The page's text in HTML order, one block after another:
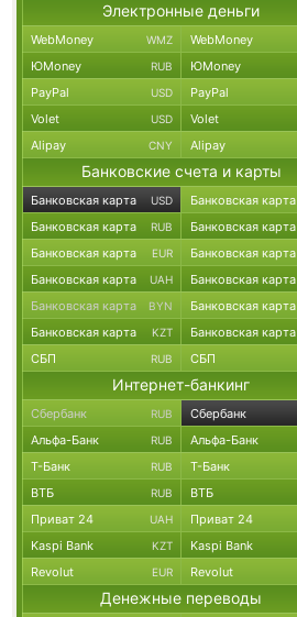
Электронные деньги
WebMoney WMZ WebMoney
ЮMoney RUB ЮMoney
PayPal USD PayPal
Volet USD Volet
Alipay CNY Alipay
Банковские счета и карты
Банковская карта USD Банковская карта
Банковская карта RUB Банковская карта
Банковская карта EUR Банковская карта
Банковская карта UAH Банковская карта
Банковская карта BYN Банковская карта
Банковская карта KZT Банковская карта
СБП RUB СБП
Интернет-банкинг
Сбербанк RUB Сбербанк
Альфа-Банк RUB Альфа-Банк
Т-Банк RUB Т-Банк
ВТБ RUB ВТБ
Приват 24 UAH Приват 24
Kaspi Bank KZT Kaspi Bank
Revolut EUR Revolut
Денежные переводы